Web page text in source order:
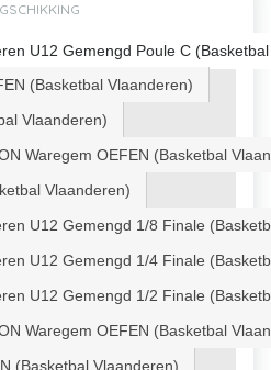
U12 Gemengd Poule C
(Basketbal Vlaanderen)
Vlaanderen)
Waregem OEFEN (Basketbal
Vlaanderen)
U12 Gemengd 1/8 Finale
U12 Gemengd 1/4 Finale
U12 Gemengd 1/2 Finale
Waregem OEFEN (Basketbal
(Basketbal Vlaanderen)